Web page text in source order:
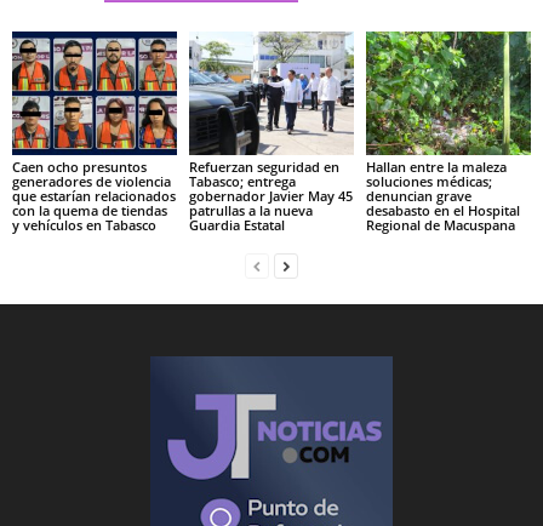
Caen ocho presuntos
generadores de violencia
que estarían relacionados
con la quema de tiendas
y vehículos en Tabasco
Refuerzan seguridad en
Tabasco; entrega
gobernador Javier May 45
patrullas a la nueva
Guardia Estatal
Hallan entre la maleza
soluciones médicas;
denuncian grave
desabasto en el Hospital
Regional de Macuspana